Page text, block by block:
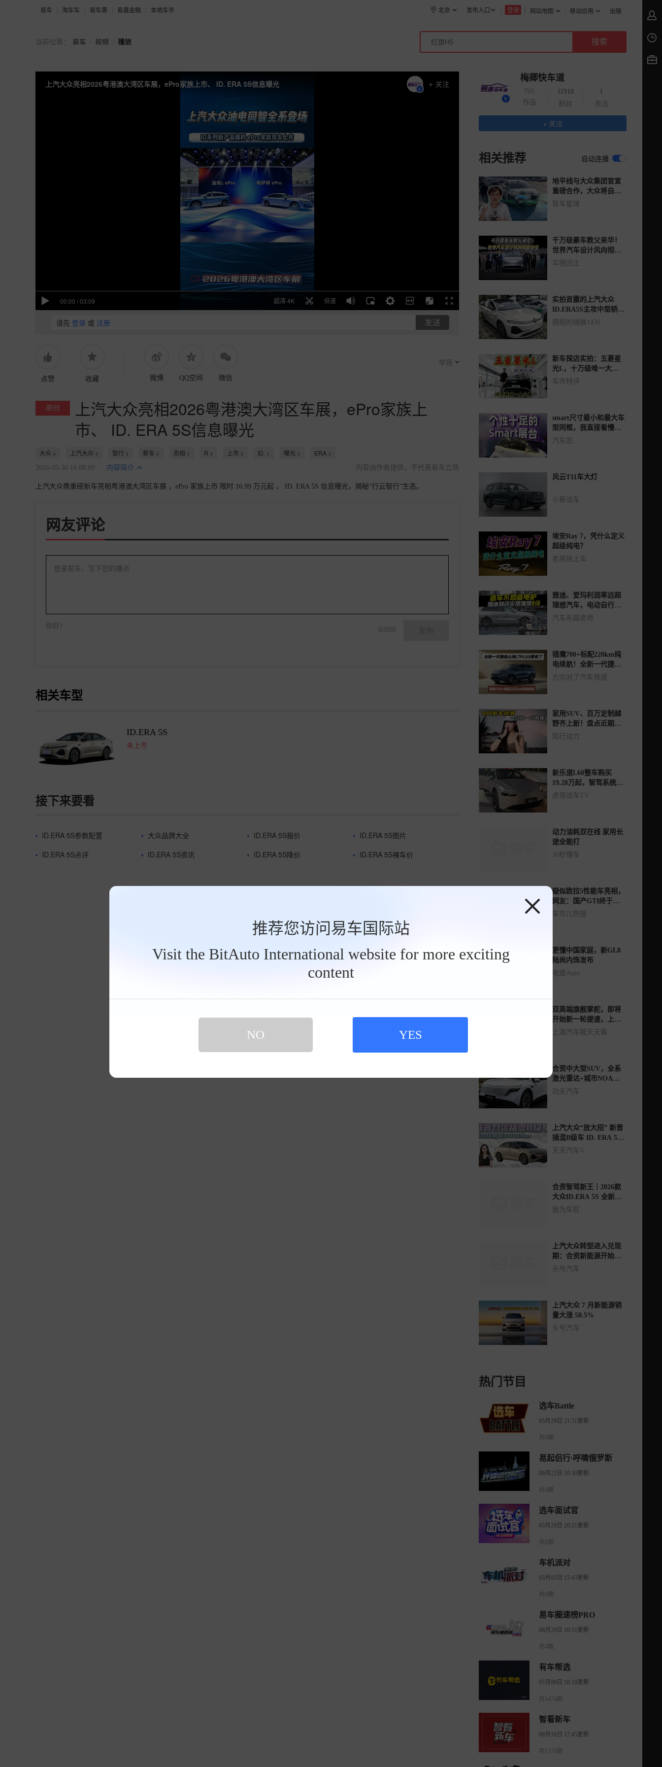
易车 淘车车 易车惠 易鑫金融 本地车市 网站地图 移动应用 出版
登录
发布入口
北京
推荐您访问易车国际站
Visit the BitAuto International website for more exciting
content
NO YES
当前位置： 易车 视频 播放
上汽大众亮相2026粤港澳大湾区车展，ePro家族上市、 ID. ERA 5S信息曝光 + 关注
00:00 /03:09 超清 4K 倍速
请先 登录 或 注册 发送
点赞 收藏 微博 QQ空间 微信
举报
原创
上汽大众亮相2026粤港澳大湾区车展，ePro家族上
市、 ID. ERA 5S信息曝光
大众 > 上汽大众 > 智行 > 新车 > 亮相 > R > 上市 > ID. > 曝光 > ERA >
2026-05-30 16:08:09 内容简介 内容由作者提供，不代表易车立场
上汽大众携重磅新车亮相粤港澳大湾区车展 ，ePro 家族上市 限时 16.99 万元起 ， ID. ERA 5S 信息曝光，揭秘“行云智行”生态。
网友评论
登录易车，写下您的槽点
你好！ 0/500
相关车型
ID.ERA 5S
未上市
接下来要看
ID.ERA 5S参数配置 大众品牌大全 ID.ERA 5S报价
ID.ERA 5S图片
ID.ERA 5S点评
ID.ERA 5S资讯 ID.ERA 5S降价 ID.ERA 5S裸车价
梅卿快车道
795
作品
11910
粉丝
1
关注
+ 关注
相关推荐 自动连播
地平线与大众集团官宣
重磅合作，大众将自主
开发端到端自动驾驶系
智车星球
千万级豪车教父来华！
世界汽车设计风向彻底
转变
车圈闰土
实拍首露的上汽大众
ID.ERA5S主攻中型轿车
细分市场
拥抱的绒猴1436
新车探店实拍：五菱星
光L，十万级唯一大六
座新能源SUV
车市特评
smart尺寸最小和最大车
型同框，我直接看懵
了！
汽车志
风云T11车大灯
小蔡谈车
埃安Ray 7，凭什么定义
超级纯电？
老原快上车
雅迪、爱玛利润率远超
理想汽车，电动自行车
暗藏多少溢价？
汽车系超老师
猎鹰700+标配220km纯
电续航！全新一代捷途
山海L7PLUS要来了
方向对了汽车频道
家用SUV、百万定制越
野齐上新！盘点近期集
中曝光5款重磅新车
知行动力
新乐道L60整车购买
19.28万起，智驾系统如
何？
虎哥说车TV
动力油耗双在线 家用长
途全能打
30秒懂车
疑似欧拉5性能车亮相，
网友：国产GTI终于要
来了！
车市儿热搜
更懂中国家庭，新GL8
陆尚内饰发布
电堡Auto
双高端旗舰掌舵，即将
开始新一轮提速，上汽
大众新能源车稳住了
上海汽车报天天看
合资中大型SUV，全系
激光雷达+城市NOA，
到底能不能买？
功夫汽车
上汽大众“放大招” 新晋
插混B级车 ID. ERA 5S
能否扛“大旗”？
天天汽车V
合资智驾新王｜2026款
大众ID.ERA 5S 全新智
能纯电轿车
我为车狂
上汽大众转型进入兑现
期：合资新能源开始反
攻
头号汽车
上汽大众 7 月新能源销
量大涨 50.5%
头号汽车
热门节目
选车Battle
05月29日 21:51更新
共8期
易起侣行·呼啸俄罗斯
09月22日 10:30更新
共4期
选车面试官
05月29日 20:21更新
共8期
车机派对
03月05日 15:43更新
共9期
易车圈速榜PRO
08月29日 10:51更新
共4期
有车帮选
07月09日 18:18更新
共1474期
智看新车
09月10日 17:45更新
共1176期